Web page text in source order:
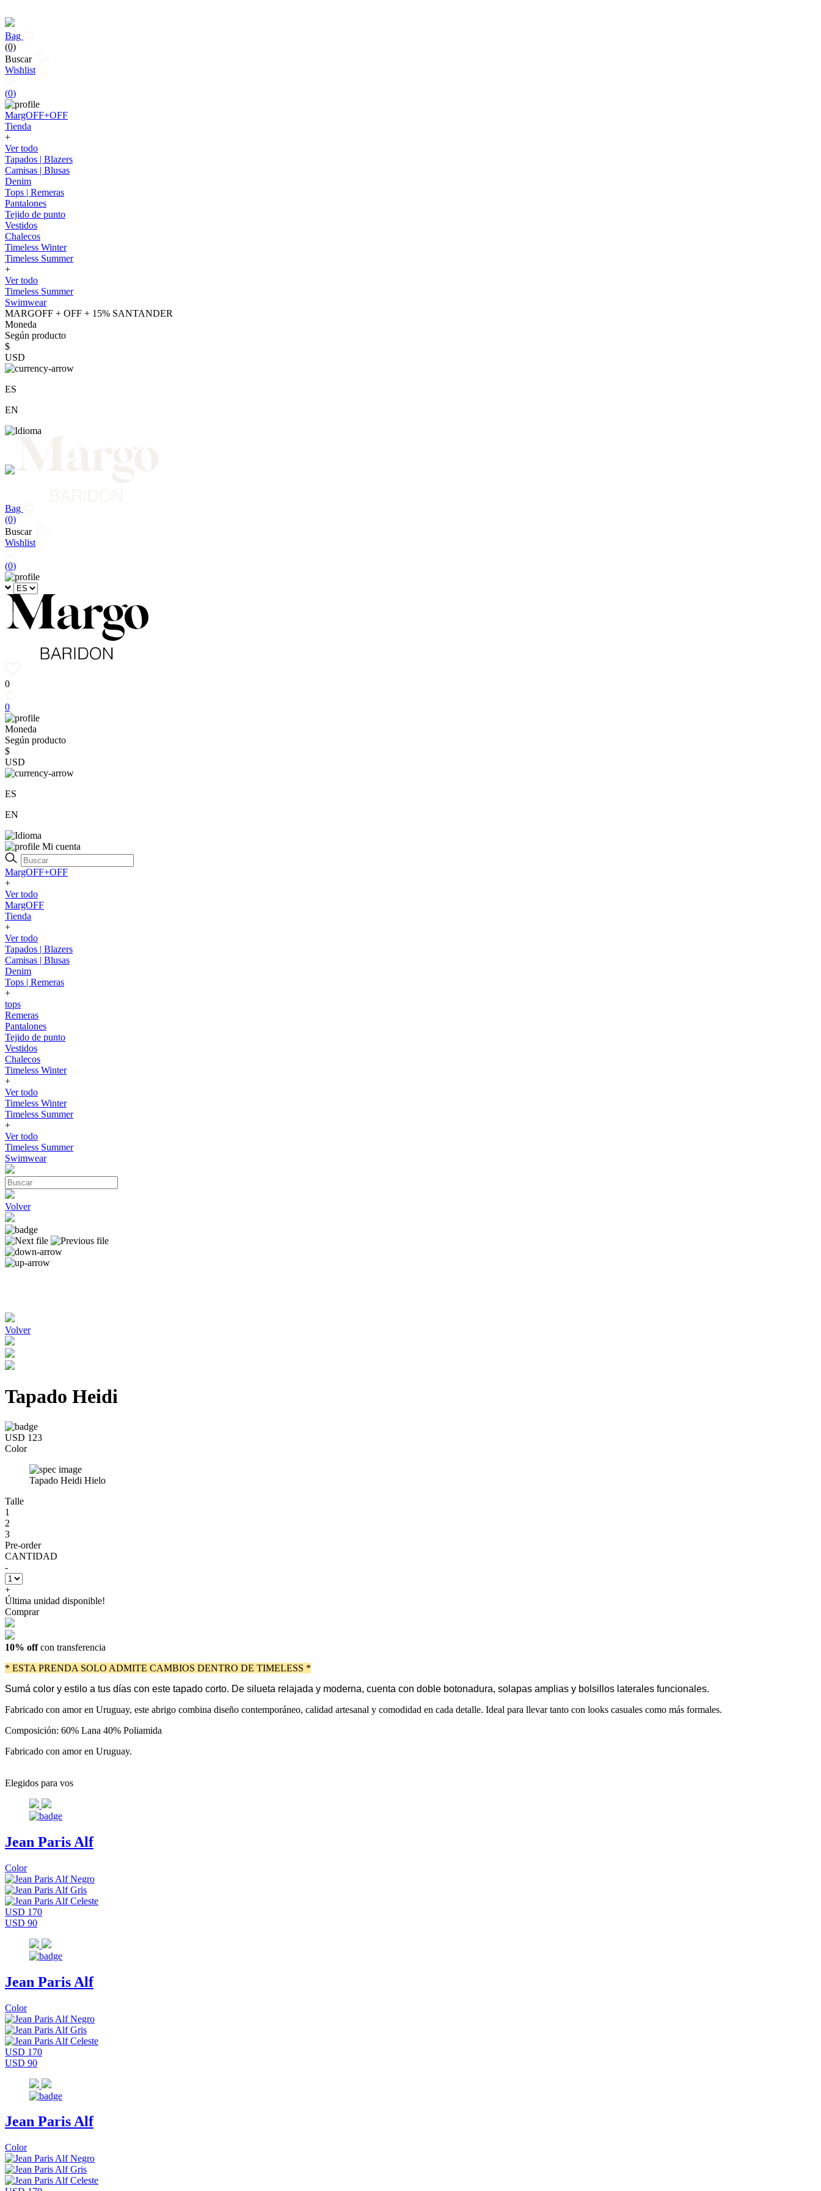
Bag
(0)
Buscar
Wishlist
(0)
MargOFF+OFF
Tienda
+
Ver todo
Tapados | Blazers
Camisas | Blusas
Denim
Tops | Remeras
Pantalones
Tejido de punto
Vestidos
Chalecos
Timeless Winter
Timeless Summer
+
Ver todo
Timeless Summer
Swimwear
MARGOFF + OFF + 15% SANTANDER
Moneda
Según producto
$
USD
ES
EN
Bag
(0)
Buscar
Wishlist
(0)
0
0
Moneda
Según producto
$
USD
ES
EN
Mi cuenta
MargOFF+OFF
+
Ver todo
MargOFF
Tienda
+
Ver todo
Tapados | Blazers
Camisas | Blusas
Denim
Tops | Remeras
+
tops
Remeras
Pantalones
Tejido de punto
Vestidos
Chalecos
Timeless Winter
+
Ver todo
Timeless Winter
Timeless Summer
+
Ver todo
Timeless Summer
Swimwear
Volver
Volver
Tapado Heidi
USD 123
Color
Tapado Heidi Hielo
Talle
1
2
3
Pre-order
CANTIDAD
-
+
Última unidad disponible!
Comprar
10% offcon transferencia
* ESTA PRENDA SOLO ADMITE CAMBIOS DENTRO DE TIMELESS *
Sumá color y estilo a tus días con este tapado corto. De silueta relajada y moderna, cuenta con doble botonadura, solapas amplias y bolsillos laterales funcionales.
Fabricado con amor en Uruguay, este abrigo combina diseño contemporáneo, calidad artesanal y comodidad en cada detalle. Ideal para llevar tanto con looks casuales como más formales.
Composición: 60% Lana 40% Poliamida
Fabricado con amor en Uruguay.
Elegidos para vos
Jean Paris Alf
Color
USD 170
USD 90
Jean Paris Alf
Color
USD 170
USD 90
Jean Paris Alf
Color